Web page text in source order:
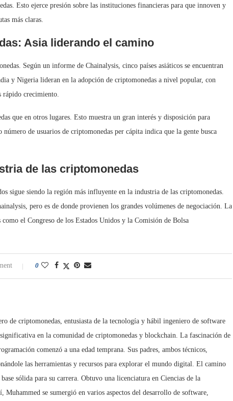
Esto ejerce presión sobre las instituciones financieras para que innoven y
más claras.
Asia liderando el camino
Según un informe de Chainalysis, cinco países asiáticos se encuentran
y Nigeria lideran en la adopción de criptomonedas a nivel popular, con
rápido crecimiento.
que en otros lugares. Esto muestra un gran interés y disposición para
de usuarios de criptomonedas per cápita indica que la gente busca
de las criptomonedas
sigue siendo la región más influyente en la industria de las criptomonedas.
pero es de donde provienen los grandes volúmenes de negociación. La
el Congreso de los Estados Unidos y la Comisión de Bolsa
0
de criptomonedas, entusiasta de la tecnología y hábil ingeniero de software
en la comunidad de criptomonedas y blockchain. La fascinación de
comenzó a una edad temprana. Sus padres, ambos técnicos,
las herramientas y recursos para explorar el mundo digital. El camino
sólida para su carrera. Obtuvo una licenciatura en Ciencias de la
se sumergió en varios aspectos del desarrollo de software,